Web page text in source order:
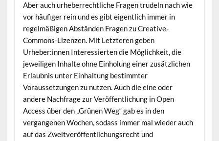
Aber auch urheberrechtliche Fragen trudeln nach wie
vor häufiger rein und es gibt eigentlich immer in
regelmäßigen Abständen Fragen zu Creative-
Commons-Lizenzen. Mit Letzteren geben
Urheber:innen Interessierten die Möglichkeit, die
jeweiligen Inhalte ohne Einholung einer zusätzlichen
Erlaubnis unter Einhaltung bestimmter
Voraussetzungen zu nutzen. Auch die eine oder
andere Nachfrage zur Veröffentlichung in Open
Access über den „Grünen Weg“ gab es in den
vergangenen Wochen, sodass immer mal wieder auch
auf das Zweitveröffentlichungsrecht und